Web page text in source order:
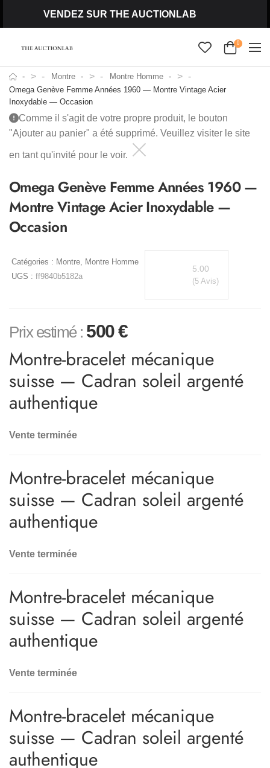
VENDEZ SUR THE AUCTIONLAB
0
> Montre > Montre Homme >
Omega Genève Femme Années 1960 — Montre Vintage Acier
Inoxydable — Occasion
Comme il s'agit de votre propre produit, le bouton
"Ajouter au panier" a été supprimé. Veuillez visiter le site
en tant qu'invité pour le voir.
Omega Genève Femme Années 1960 —
Montre Vintage Acier Inoxydable —
Occasion
Catégories : Montre, Montre Homme
UGS : ff9840b5182a
5.00
(5 Avis)
Prix estimé : 500€
Montre-bracelet mécanique
suisse — Cadran soleil argenté
authentique
Vente terminée
Montre-bracelet mécanique
suisse — Cadran soleil argenté
authentique
Vente terminée
Montre-bracelet mécanique
suisse — Cadran soleil argenté
authentique
Vente terminée
Montre-bracelet mécanique
suisse — Cadran soleil argenté
authentique